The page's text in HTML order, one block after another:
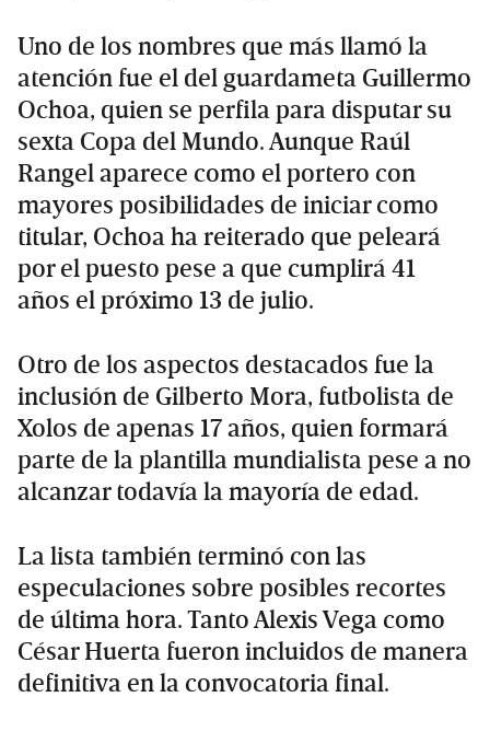
Uno de los nombres que más llamó la
atención fue el del guardameta Guillermo
Ochoa, quien se perfila para disputar su
sexta Copa del Mundo. Aunque Raúl
Rangel aparece como el portero con
mayores posibilidades de iniciar como
titular, Ochoa ha reiterado que peleará
por el puesto pese a que cumplirá 41
años el próximo 13 de julio.
Otro de los aspectos destacados fue la
inclusión de Gilberto Mora, futbolista de
Xolos de apenas 17 años, quien formará
parte de la plantilla mundialista pese a no
alcanzar todavía la mayoría de edad.
La lista también terminó con las
especulaciones sobre posibles recortes
de última hora. Tanto Alexis Vega como
César Huerta fueron incluidos de manera
definitiva en la convocatoria final.